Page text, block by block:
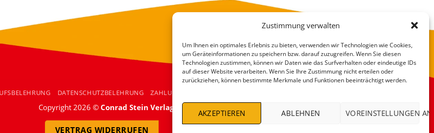
Zustimmung verwalten
Um Ihnen ein optimales Erlebnis zu bieten, verwenden wir Technologien wie Cookies,
um Geräteinformationen zu speichern bzw. darauf zuzugreifen. Wenn Sie diesen
Technologien zustimmen, können wir Daten wie das Surfverhalten oder eindeutige IDs
auf dieser Website verarbeiten. Wenn Sie Ihre Zustimmung nicht erteilen oder
zurückziehen, können bestimmte Merkmale und Funktionen beeinträchtigt werden.
AKZEPTIEREN ABLEHNEN VOREINSTELLUNGEN
DATENSCHUTZBELEHRUNG ZAHLUNGSARTEN
Copyright 2026 © Conrad Stein Verlag
VERTRAG WIDERRUFEN